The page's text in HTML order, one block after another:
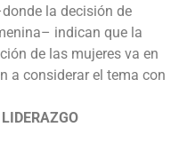
la decisión de
indican que la
de las mujeres va en
a considerar el tema con